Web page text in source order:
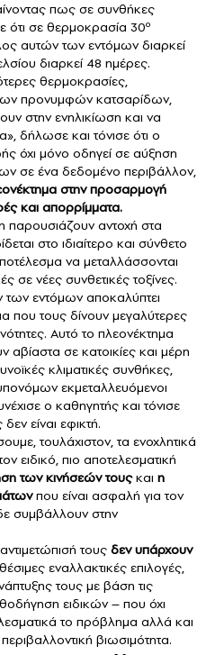
πως σε συνθήκες
ότι σε θερμοκρασία 30º
αυτών των εντόμων διαρκεί
διαρκεί 48 ημέρες.
θερμοκρασίες,
προνυμφών κατσαρίδων,
στην ενηλικίωση και να
δήλωσε και τόνισε ότι ο
όχι μόνο οδηγεί σε αύξηση
σε ένα δεδομένο περιβάλλον,
στην προσαρμογή
και απορρίμματα.
παρουσιάζουν αντοχή στα
στο ιδιαίτερο και σύνθετο
να μεταλλάσσονται
σε νέες συνθετικές τοξίνες.
των εντόμων αποκαλύπτει
που τους δίνουν μεγαλύτερες
Αυτό το πλεονέκτημα
αβίαστα σε κατοικίες και μέρη
κλιματικές συνθήκες,
εκμεταλλευόμενοι
ο καθηγητής και τόνισε
είναι εφικτή.
τουλάχιστον, τα ενοχλητικά
ειδικό, πιο αποτελεσματική
των κινήσεών τουςκαι η
που είναι ασφαλή για τον
συμβάλλουν στην
τους δεν υπάρχουν
εναλλακτικές επιλογές,
τους με βάση τις
ειδικών – που όχι
το πρόβλημα αλλά και
βιωσιμότητα.